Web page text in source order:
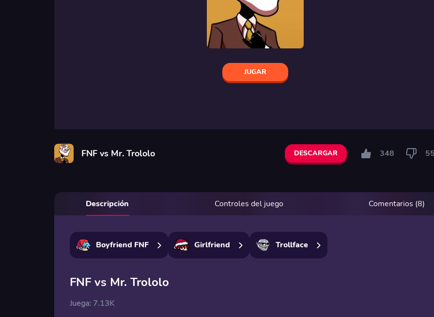
JUGAR
FNF vs Mr. Trololo DESCARGAR 348
Descripción Controles del juego Comentarios (8)
Boyfriend FNF Girlfriend Trollface
FNF vs Mr. Trololo
Juega: 7.13K